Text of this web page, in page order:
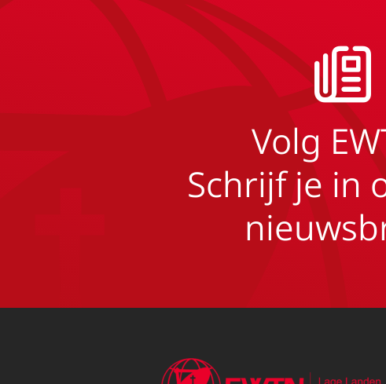
Volg
Schrijf je in